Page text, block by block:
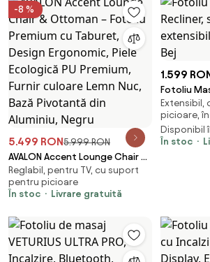
-8 %
5.499 RON5.999 RON
AVALON Accent Lounge Chair &
Ottoman – Fotoliu Premium cu
Taburet, Design Ergonomic,
Piele Ecologică PU Premium,
Pivotantă din Aluminiu, Negru
Reglabil, pentru TV, cu suport
pentru picioare
În stoc
Livrare gratuită
1.599
Fotoliu
Recliner,
extensibil,
Extensibil,
picioare,
Disponibil
În stoc